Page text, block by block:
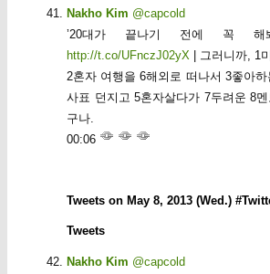
Nakho Kim @capcold
’20대가 끝나기 전에 꼭 해
http://t.co/UFnczJ02yX | 그러니까, 1
2혼자 여행을 6해외로 떠나서 3좋아
사표 던지고 5혼자살다가 7두려운 8
구나.
00:06
Tweets on May 8, 2013 (Wed.)
Tweets
Nakho Kim @capcold